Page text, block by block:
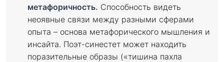
метафоричность. Способность видеть
неоявные связи между разными сферами
опыта – основа метафорического мышления и
инсайта. Поэт-синестет может находить
поразительные образы («тишина пахла